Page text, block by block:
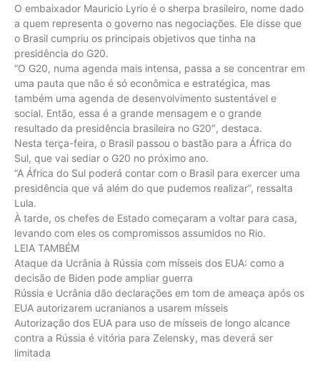
O embaixador Mauricio Lyrio é o sherpa brasileiro, nome dado
a quem representa o governo nas negociações. Ele disse que
o Brasil cumpriu os principais objetivos que tinha na
presidência do G20.
“O G20, numa agenda mais intensa, passa a se concentrar em
uma pauta que não é só econômica e estratégica, mas
também uma agenda de desenvolvimento sustentável e
social. Então, essa é a grande mensagem e o grande
resultado da presidência brasileira no G20″, destaca.
Nesta terça-feira, o Brasil passou o bastão para a África do
Sul, que vai sediar o G20 no próximo ano.
“A África do Sul poderá contar com o Brasil para exercer uma
presidência que vá além do que pudemos realizar”, ressalta
Lula.
À tarde, os chefes de Estado começaram a voltar para casa,
levando com eles os compromissos assumidos no Rio.
LEIA TAMBÉM
Ataque da Ucrânia à Rússia com mísseis dos EUA: como a
decisão de Biden pode ampliar guerra
Rússia e Ucrânia dão declarações em tom de ameaça após os
EUA autorizarem ucranianos a usarem mísseis
Autorização dos EUA para uso de mísseis de longo alcance
contra a Rússia é vitória para Zelensky, mas deverá ser
limitada